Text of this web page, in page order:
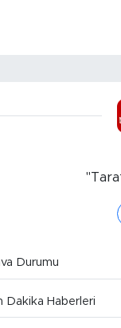
Durumu
Dakika Haberleri